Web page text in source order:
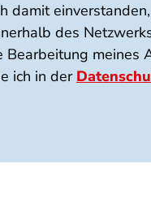
damit
des
ich in der